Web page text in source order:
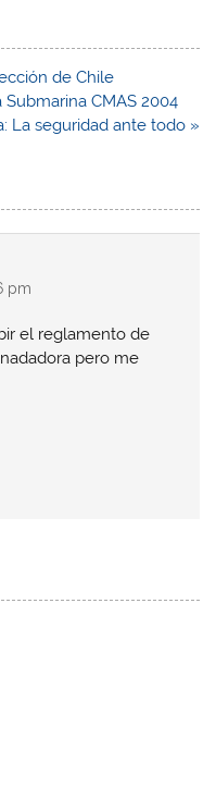
de Chile
CMAS 2004
La seguridad ante todo »
pm
el reglamento de
pero me